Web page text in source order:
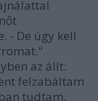
- De úgy kell
az állt:
felzabáltam
tudtam,